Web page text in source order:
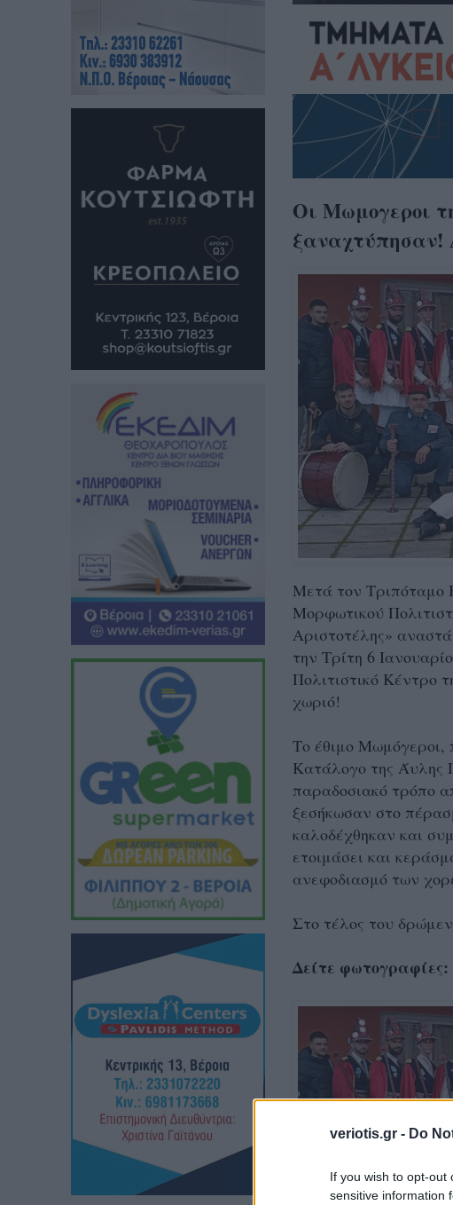
veriotis.gr - Do
If you wish to opt-out
sensitive information
Οι Μωμογεροι
ξαναχτύπησαν!
Μετά τον Τριπόταμο
Μορφωτικού
Αριστοτέλης»
την Τρίτη 6
Πολιτιστικό Κέντρο
χωριό!
Το έθιμο Μωμόγεροι,
Κατάλογο της Άυλης
παραδοσιακό τρόπο
ξεσήκωσαν στο
καλοδέχθηκαν και
ετοιμάσει και
ανεφοδιασμό των
Στο τέλος του
Δείτε φωτογραφίες: